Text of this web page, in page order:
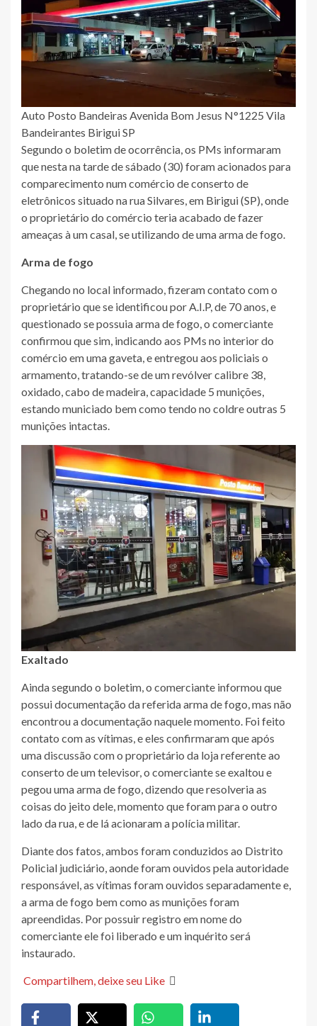
Auto Posto Bandeiras Avenida Bom Jesus N°1225 Vila
Bandeirantes Birigui SP
Segundo o boletim de ocorrência, os PMs informaram
que nesta na tarde de sábado (30) foram acionados para
comparecimento num comércio de conserto de
eletrônicos situado na rua Silvares, em Birigui (SP), onde
o proprietário do comércio teria acabado de fazer
ameaças à um casal, se utilizando de uma arma de fogo.
Arma de fogo
Chegando no local informado, fizeram contato com o
proprietário que se identificou por A.I.P, de 70 anos, e
questionado se possuia arma de fogo, o comerciante
confirmou que sim, indicando aos PMs no interior do
comércio em uma gaveta, e entregou aos policiais o
armamento, tratando-se de um revólver calibre 38,
oxidado, cabo de madeira, capacidade 5 munições,
estando municiado bem como tendo no coldre outras 5
munições intactas.
Exaltado
Ainda segundo o boletim, o comerciante informou que
possui documentação da referida arma de fogo, mas não
encontrou a documentação naquele momento. Foi feito
contato com as vítimas, e eles confirmaram que após
uma discussão com o proprietário da loja referente ao
conserto de um televisor, o comerciante se exaltou e
pegou uma arma de fogo, dizendo que resolveria as
coisas do jeito dele, momento que foram para o outro
lado da rua, e de lá acionaram a polícia militar.
Diante dos fatos, ambos foram conduzidos ao Distrito
Policial judiciário, aonde foram ouvidos pela autoridade
responsável, as vítimas foram ouvidos separadamente e,
a arma de fogo bem como as munições foram
apreendidas. Por possuir registro em nome do
comerciante ele foi liberado e um inquérito será
instaurado.
Compartilhem, deixe seu Like 